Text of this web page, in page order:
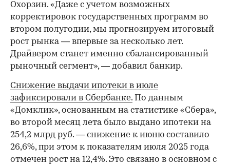
Охорзин. «Даже с учетом возможных
корректировок государственных программ во
втором полугодии, мы прогнозируем итоговый
рост рынка — впервые за несколько лет.
Драйвером станет именно сбалансированный
рыночный сегмент», — добавил банкир.
Снижение выдачи ипотеки в июле
зафиксировали в Сбербанке. По данным
«Домклик», основанным на статистике «Сбера»,
во второй месяц лета было выдано ипотеки на
254,2 млрд руб. — снижение к июню составило
26,6%, при этом к показателям июля 2025 года
отмечен рост на 12,4%. Это связано в основном с